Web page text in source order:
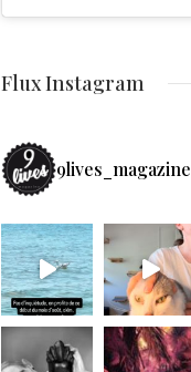
Flux Instagram
9lives_magazine